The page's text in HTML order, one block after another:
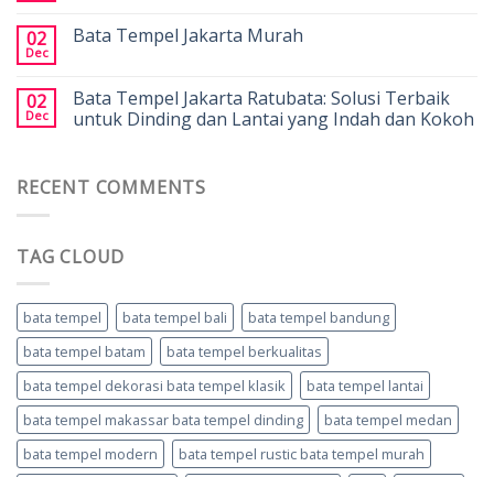
02
Dec
Bata Tempel Jakarta Murah
02
Dec
Bata Tempel Jakarta Ratubata: Solusi Terbaik
untuk Dinding dan Lantai yang Indah dan Kokoh
RECENT COMMENTS
TAG CLOUD
bata tempel bata tempel bali
bata tempel bandung
bata tempel batam
bata tempel berkualitas
bata tempel dekorasi bata tempel klasik
bata tempel lantai
bata tempel makassar bata tempel dinding
bata tempel medan
bata tempel modern
bata tempel rustic bata tempel murah